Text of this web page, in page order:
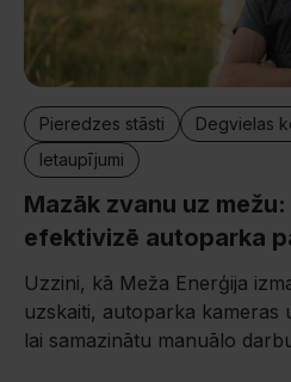
Pieredzes stāsti Degvielas
Ietaupījumi
Mazāk zvanu uz
efektivizē autoparka
Uzzini, kā Meža Enerģija
uzskaiti, autoparka kameras
lai samazinātu manuālo